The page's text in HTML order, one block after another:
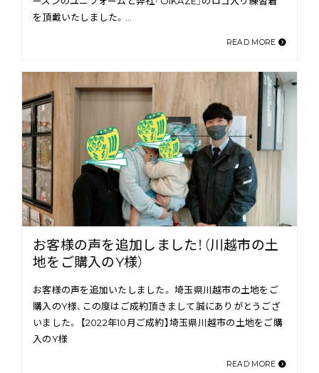
を頂戴いたしました。…
READ MORE
お客様の声を追加しました！（川越市の土
地をご購入のY様）
お客様の声を追加いたしました。 埼玉県川越市の土地をご
購入のY様、この度はご成約頂きまして誠にありがとうござ
いました。 【2022年10月ご成約】埼玉県川越市の土地をご購
入のY様
READ MORE